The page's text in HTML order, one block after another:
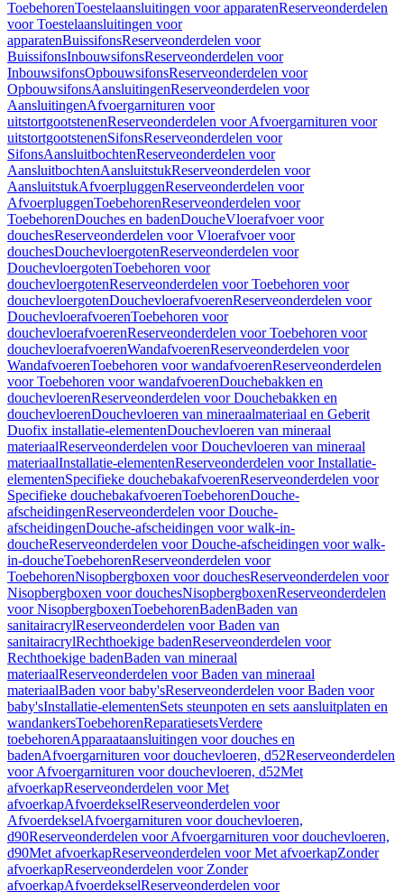
ToebehorenToestelaansluitingen voor apparatenReserveonderdelen
voor Toestelaansluitingen voor
apparatenBuissifonsReserveonderdelen voor
BuissifonsInbouwsifonsReserveonderdelen voor
InbouwsifonsOpbouwsifonsReserveonderdelen voor
OpbouwsifonsAansluitingenReserveonderdelen voor
AansluitingenAfvoergarnituren voor
uitstortgootstenenReserveonderdelen voor Afvoergarnituren voor
uitstortgootstenenSifonsReserveonderdelen voor
SifonsAansluitbochtenReserveonderdelen voor
AansluitbochtenAansluitstukReserveonderdelen voor
AansluitstukAfvoerpluggenReserveonderdelen voor
AfvoerpluggenToebehorenReserveonderdelen voor
ToebehorenDouches en badenDoucheVloerafvoer voor
douchesReserveonderdelen voor Vloerafvoer voor
douchesDouchevloergotenReserveonderdelen voor
DouchevloergotenToebehoren voor
douchevloergotenReserveonderdelen voor Toebehoren voor
douchevloergotenDouchevloerafvoerenReserveonderdelen voor
DouchevloerafvoerenToebehoren voor
douchevloerafvoerenReserveonderdelen voor Toebehoren voor
douchevloerafvoerenWandafvoerenReserveonderdelen voor
WandafvoerenToebehoren voor wandafvoerenReserveonderdelen
voor Toebehoren voor wandafvoerenDouchebakken en
douchevloerenReserveonderdelen voor Douchebakken en
douchevloerenDouchevloeren van mineraalmateriaal en Geberit
Duofix installatie-elementenDouchevloeren van mineraal
materiaalReserveonderdelen voor Douchevloeren van mineraal
materiaalInstallatie-elementenReserveonderdelen voor Installatie-
elementenSpecifieke douchebakafvoerenReserveonderdelen voor
Specifieke douchebakafvoerenToebehorenDouche-
afscheidingenReserveonderdelen voor Douche-
afscheidingenDouche-afscheidingen voor walk-in-
doucheReserveonderdelen voor Douche-afscheidingen voor walk-
in-doucheToebehorenReserveonderdelen voor
ToebehorenNisopbergboxen voor douchesReserveonderdelen voor
Nisopbergboxen voor douchesNisopbergboxenReserveonderdelen
voor NisopbergboxenToebehorenBadenBaden van
sanitairacrylReserveonderdelen voor Baden van
sanitairacrylRechthoekige badenReserveonderdelen voor
Rechthoekige badenBaden van mineraal
materiaalReserveonderdelen voor Baden van mineraal
materiaalBaden voor baby'sReserveonderdelen voor Baden voor
baby'sInstallatie-elementenSets steunpoten en sets aansluitplaten en
wandankersToebehorenReparatiesetsVerdere
toebehorenApparaataansluitingen voor douches en
badenAfvoergarnituren voor douchevloeren, d52Reserveonderdelen
voor Afvoergarnituren voor douchevloeren, d52Met
afvoerkapReserveonderdelen voor Met
afvoerkapAfvoerdekselReserveonderdelen voor
AfvoerdekselAfvoergarnituren voor douchevloeren,
d90Reserveonderdelen voor Afvoergarnituren voor douchevloeren,
d90Met afvoerkapReserveonderdelen voor Met afvoerkapZonder
afvoerkapReserveonderdelen voor Zonder
afvoerkapAfvoerdekselReserveonderdelen voor